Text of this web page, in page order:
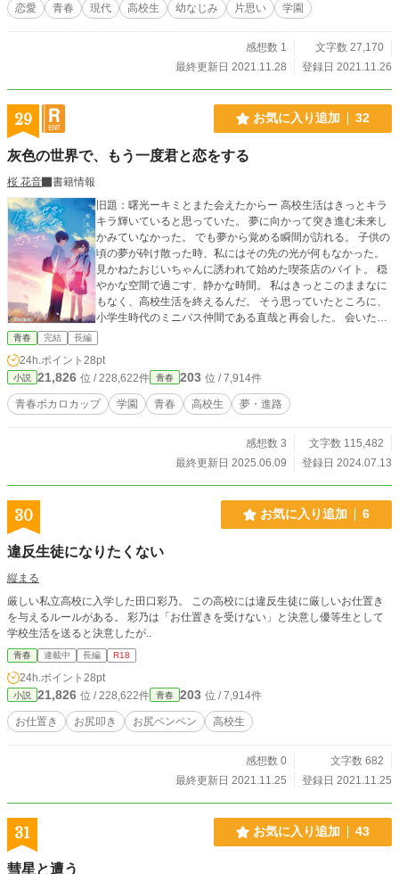
恋愛 青春 現代 高校生 幼なじみ 片思い 学園
感想数 1
文字数 27,170
最終更新日 2021.11.28
登録日 2021.11.26
29 お気に入り追加 32
灰色の世界で、もう一度君と恋をする
桜 花音
書籍情報
旧題：曙光ーキミとまた会えたからー 高校生活はきっとキラ
キラ輝いていると思っていた。 夢に向かって突き進む未来し
かみていなかった。 でも夢から覚める瞬間が訪れる。 子供の
頃の夢が砕け散った時、私にはその先の光が何もなかった。
見かねたおじいちゃんに誘われて始めた喫茶店のバイト。 穏
やかな空間で過ごす、静かな時間。 私はきっとこのままなに
もなく、高校生活を終えるんだ。 そう思っていたところに、
小学生時代のミニバス仲間である直哉と再会した。 会いたく
なかった。今の私を知られたくなかった。 逃げたかったのに
直哉はそれを許してくれない。 そうして少しずつ現実を直視
する日々により、閉じた世界に光がさしこむ。 弱い自分は大
嫌い。だけど、弱い自分だからこそ、気づくこともあるん
だ。
青春 完結 長編
24h.ポイント 28pt
小説 21,826 位 / 228,622件 青春 203 位 / 7,914件
青春ボカロカップ 学園 青春 高校生 夢・進路
感想数 3
文字数 115,482
最終更新日 2025.06.09
登録日 2024.07.13
30 お気に入り追加 6
違反生徒になりたくない
縦まる
厳しい私立高校に入学した田口彩乃。 この高校には違反生徒に厳しいお仕置き
を与えるルールがある。 彩乃は「お仕置きを受けない」と決意し優等生として
学校生活を送ると決意したが..
青春 連載中 長編 R18
24h.ポイント 28pt
小説 21,826 位 / 228,622件 青春 203 位 / 7,914件
お仕置き お尻叩き お尻ペンペン 高校生
感想数 0
文字数 682
最終更新日 2021.11.25
登録日 2021.11.25
31 お気に入り追加 43
彗星と遭う